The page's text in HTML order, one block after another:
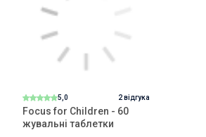
харчуванням і обирайте лише якісні
5,0 2 відгука
Focus for Children - 60
жувальні таблетки